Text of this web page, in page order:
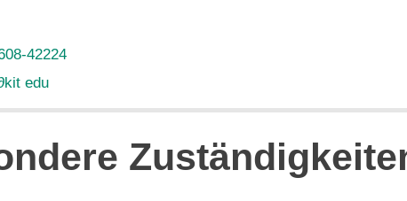
42224
kit edu